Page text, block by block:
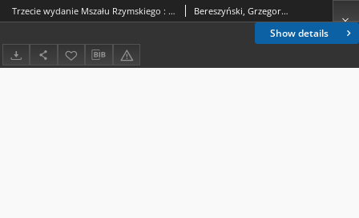
Show details
Trzecie wydanie Mszału Rzymskiego : prezentacja zmian Bereszyński, Grzegorz (1964-)